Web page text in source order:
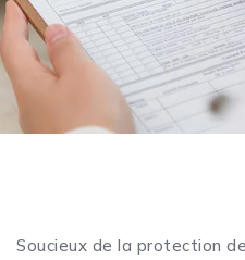
Soucieux de la protection